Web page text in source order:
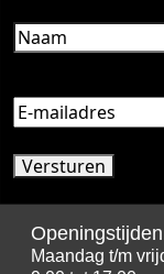
Naam(Vereist)
E-
mailadres(Vereist)
Openingstijden
Maandag t/m